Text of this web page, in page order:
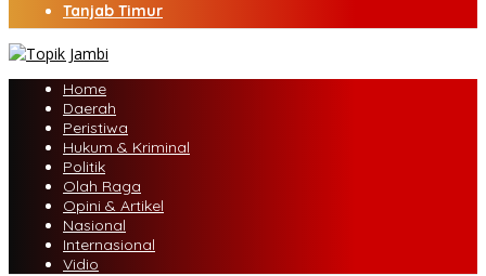
Tanjab Timur
Home
Daerah
Peristiwa
Hukum & Kriminal
Politik
Olah Raga
Opini & Artikel
Nasional
Internasional
Vidio